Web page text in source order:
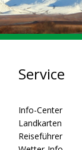
Service
Info-Center
Landkarten
Reiseführer